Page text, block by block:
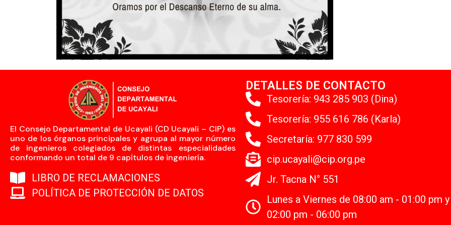
El Consejo Departamental de Ucayali (CD Ucayali – CIP) es
uno de los órganos principales y agrupa al mayor número
de ingenieros colegiados de distintas especialidades
conformando un total de 9 capítulos de ingeniería.
LIBRO DE RECLAMACIONES
POLÍTICA DE PROTECCIÓN DE DATOS
DETALLES DE CONTACTO
Tesorería: 943 285 903 (Dina)
Tesorería: 955 616 786 (Karla)
Secretaría: 977 830 599
cip.ucayali@cip.org.pe
Jr. Tacna N° 551
Lunes a Viernes de 08:00 am - 01:00 pm
02:00 pm - 06:00 pm